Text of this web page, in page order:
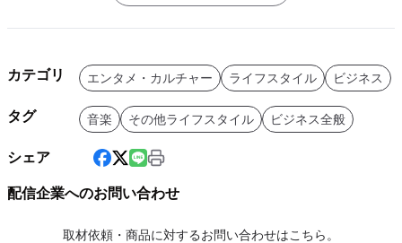
カテゴリ エンタメ・カルチャー ライフスタイル ビジネス
タグ 音楽 その他ライフスタイル ビジネス全般
シェア
配信企業へのお問い合わせ
取材依頼・商品に対するお問い合わせはこちら。